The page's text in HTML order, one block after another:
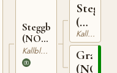
Steggbest
(NO)
T-233Kallblodig Travare
Stegg
(NO)
T-
169
Kallblodig Travare
Grasiös
(NO)